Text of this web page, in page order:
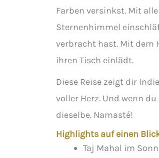
Farben versinkst. Mit
Sternenhimmel
verbracht hast. Mit dem
ihren Tisch einlädt.
Diese Reise zeigt dir
voller Herz. Und wenn
dieselbe. Namasté!
Highlights auf einen
Taj Mahal im